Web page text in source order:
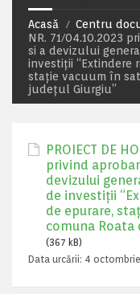
Acasă Centru
NR. 71/04.10.2023
si a devizului
investiții “Extindere
stație vacuum în
județul Giurgiu”
PROIECT DE
privind
devizului
de investiții
de epurare,
comuna Roata
(367 kB)
Data urcării: 4